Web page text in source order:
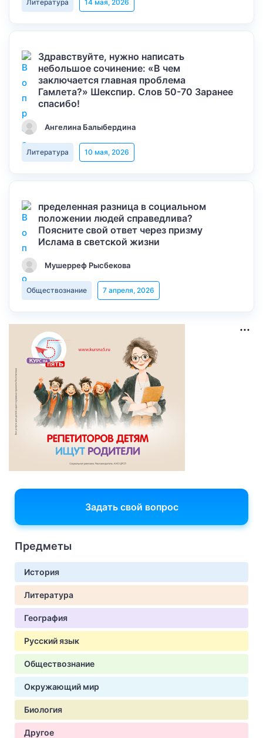
Литература 14 мая, 2026
Здравствуйте, нужно написать
небольшое сочинение: «В чем
заключается главная проблема
Гамлета?» Шекспир. Слов 50-70 Заранее
спасибо!
Ангелина Балыбердина
Литература 10 мая, 2026
пределенная разница в социальном
положении людей справедлива?
Поясните свой ответ через призму
Ислама в светской жизни
Мушерреф Рысбекова
Обществознание 7 апреля, 2026
Задать свой вопрос
Предметы
История
Литература
География
Русский язык
Обществознание
Окружающий мир
Биология
Другое